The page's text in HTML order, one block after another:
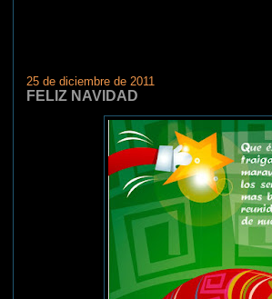
25 de diciembre de 2011
FELIZ NAVIDAD